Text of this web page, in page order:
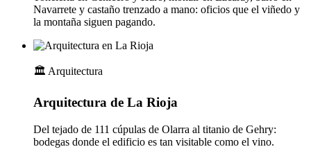
Navarrete y castaño trenzado a mano: oficios que el viñedo y
la montaña siguen pagando.
🏛️ Arquitectura
Arquitectura de La Rioja
Del tejado de 111 cúpulas de Olarra al titanio de Gehry:
bodegas donde el edificio es tan visitable como el vino.